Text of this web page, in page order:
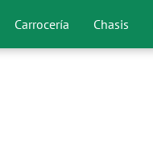
Carrocería Chasis